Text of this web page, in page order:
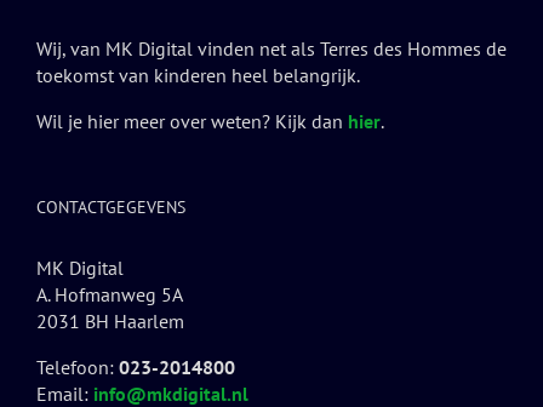
Wij, van MK Digital vinden net als Terres des Hommes de
toekomst van kinderen heel belangrijk.
Wil je hier meer over weten? Kijk dan hier.
CONTACTGEGEVENS
MK Digital
A. Hofmanweg 5A
2031 BH Haarlem
Telefoon: 023-2014800
Email: info@mkdigital.nl